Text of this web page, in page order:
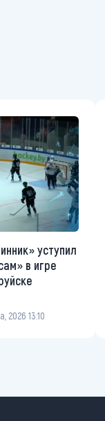
уступил
в игре
2026 13:10